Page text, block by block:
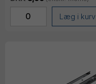
Læg i kurv